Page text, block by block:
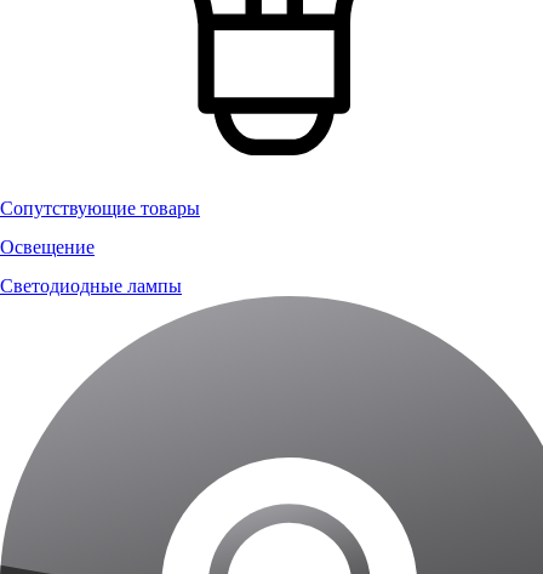
Сопутствующие товары
Освещение
Светодиодные лампы